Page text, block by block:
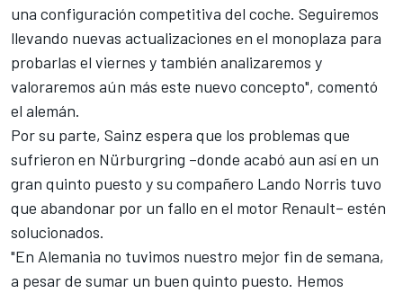
una configuración competitiva del coche. Seguiremos
llevando nuevas actualizaciones en el monoplaza para
probarlas el viernes y también analizaremos y
valoraremos aún más este nuevo concepto", comentó
el alemán.
Por su parte, Sainz espera que los problemas que
sufrieron en Nürburgring –donde acabó aun así en un
gran quinto puesto y su compañero Lando Norris tuvo
que abandonar por un fallo en el motor Renault– estén
solucionados.
"En Alemania no tuvimos nuestro mejor fin de semana,
a pesar de sumar un buen quinto puesto. Hemos